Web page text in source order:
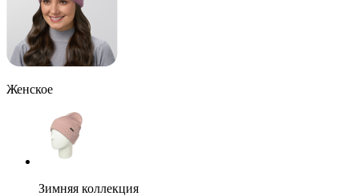
Женское
Зимняя коллекция